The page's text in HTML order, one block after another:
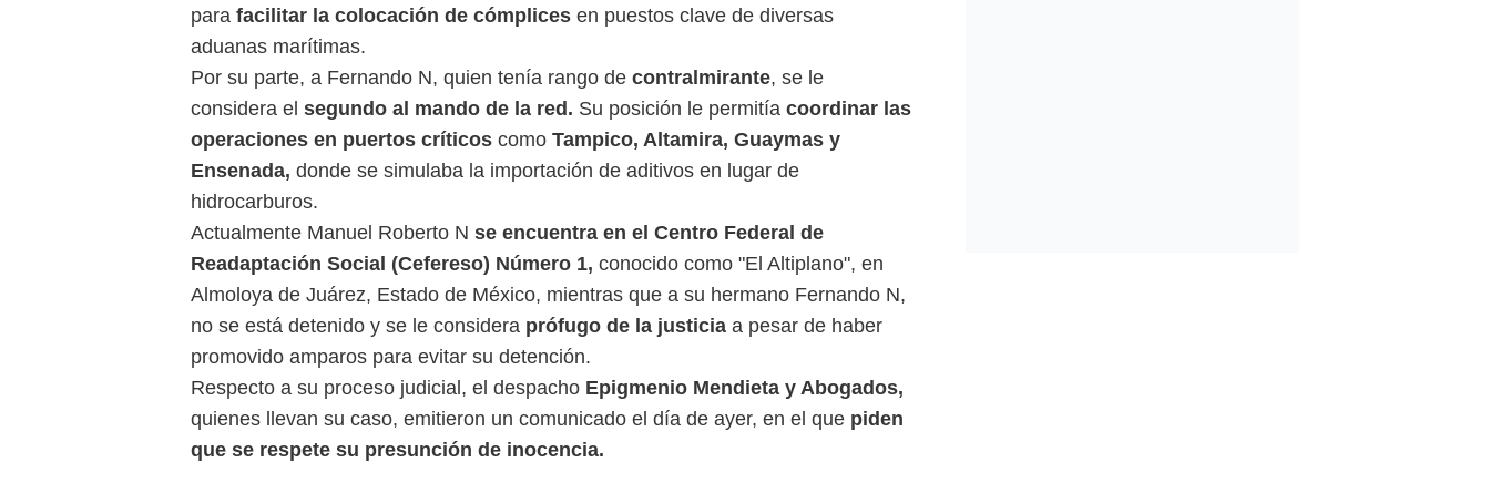
para facilitar la colocación de cómplices en puestos clave de diversas
aduanas marítimas.
Por su parte, a Fernando N, quien tenía rango de contralmirante, se le
considera el segundo al mando de la red. Su posición le permitía coordinar las
operaciones en puertos críticos como Tampico, Altamira, Guaymas y
Ensenada, donde se simulaba la importación de aditivos en lugar de
hidrocarburos.
Actualmente Manuel Roberto N se encuentra en el Centro Federal de
Readaptación Social (Cefereso) Número 1, conocido como "El Altiplano", en
Almoloya de Juárez, Estado de México, mientras que a su hermano Fernando N,
no se está detenido y se le considera prófugo de la justicia a pesar de haber
promovido amparos para evitar su detención.
Respecto a su proceso judicial, el despacho Epigmenio Mendieta y Abogados,
quienes llevan su caso, emitieron un comunicado el día de ayer, en el que piden
que se respete su presunción de inocencia.